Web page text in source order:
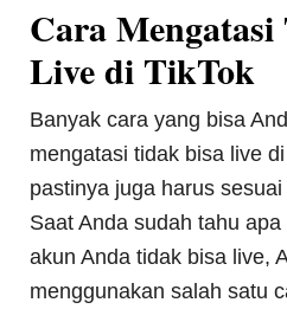
Cara
Live di TikTok
Banyak cara yang bisa
mengatasi tidak bisa live
pastinya juga harus
Saat Anda sudah tahu
akun Anda tidak bisa live,
menggunakan salah satu